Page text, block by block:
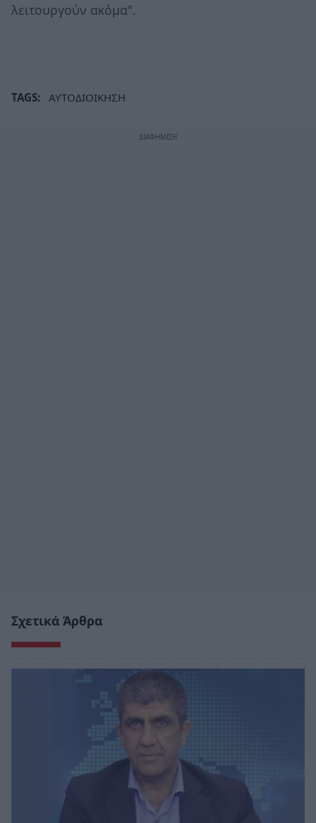
λειτουργούν ακόμα".
TAGS: ΑΥΤΟΔΙΟΙΚΗΣΗ
Σχετικά Άρθρα